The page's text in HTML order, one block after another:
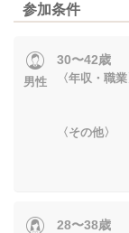
参加条件
男性
30〜42歳
〈年収・職
※いず
〈その他
28〜38歳